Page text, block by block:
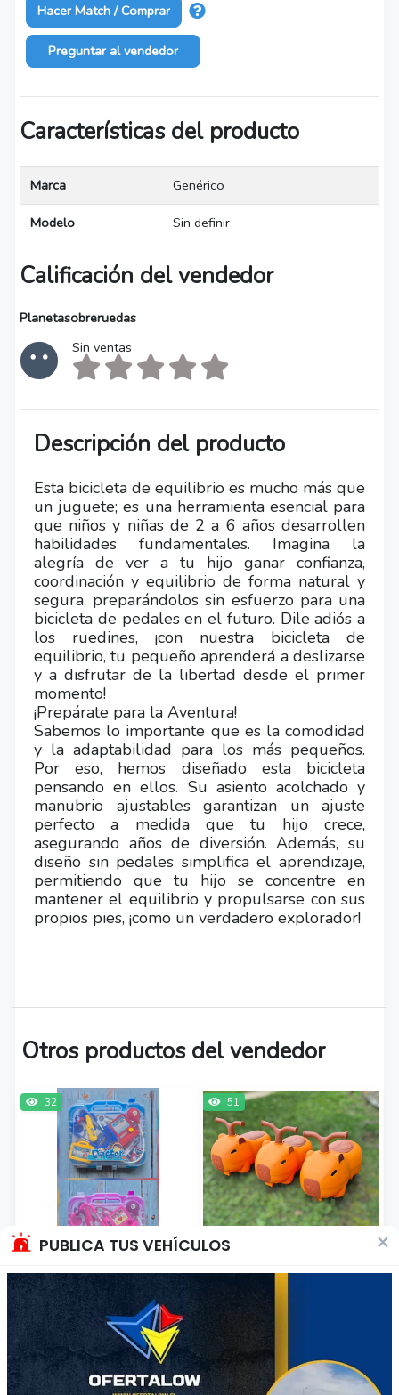
PUBLICA TUS VEHÍCULOS ×
Hacer Match / Comprar
Preguntar al vendedor
Características del producto
Marca Genérico
Modelo Sin definir
Calificación del vendedor
Planetasobreruedas
Sin ventas
Descripción del producto
Esta bicicleta de equilibrio es mucho más que
un juguete; es una herramienta esencial para
que niños y niñas de 2 a 6 años desarrollen
habilidades fundamentales. Imagina la
alegría de ver a tu hijo ganar confianza,
coordinación y equilibrio de forma natural y
segura, preparándolos sin esfuerzo para una
bicicleta de pedales en el futuro. Dile adiós a
los ruedines, ¡con nuestra bicicleta de
equilibrio, tu pequeño aprenderá a deslizarse
y a disfrutar de la libertad desde el primer
momento!
¡Prepárate para la Aventura!
Sabemos lo importante que es la comodidad
y la adaptabilidad para los más pequeños.
Por eso, hemos diseñado esta bicicleta
pensando en ellos. Su asiento acolchado y
manubrio ajustables garantizan un ajuste
perfecto a medida que tu hijo crece,
asegurando años de diversión. Además, su
diseño sin pedales simplifica el aprendizaje,
permitiendo que tu hijo se concentre en
mantener el equilibrio y propulsarse con sus
propios pies, ¡como un verdadero explorador!
Otros productos del vendedor
32
Maletín de doctor
para niños y niñas
$12.500
Región del Biobio
Producto Nuevo
51
Correpasillo capibara
$26.500
Región del Biobio
Producto Nuevo